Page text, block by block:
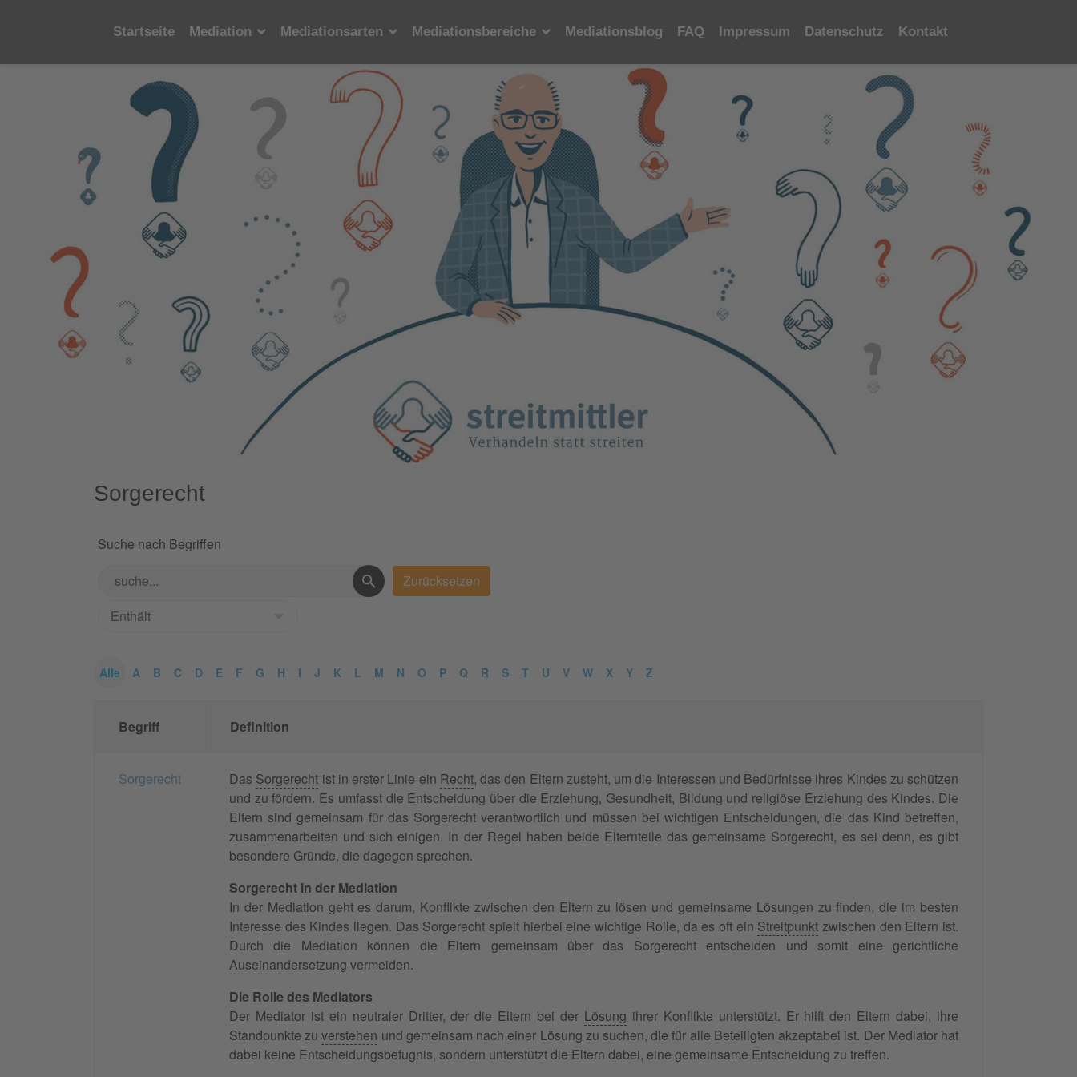
Startseite Mediation Mediationsarten Mediationsbereiche Mediationsblog FAQ Impressum Datenschutz Kontakt
Sorgerecht
Suche nach Begriffen
Alle A B C D E F G H I J K L M N O P Q R S T U V W X Y Z
Begriff Definition
Sorgerecht Das Sorgerecht ist in erster Linie ein Recht, das den Eltern zusteht, um die Interessen und Bedürfnisse ihres Kindes zu schützen
und zu fördern. Es umfasst die Entscheidung über die Erziehung, Gesundheit, Bildung und religiöse Erziehung des Kindes. Die
Eltern sind gemeinsam für das Sorgerecht verantwortlich und müssen bei wichtigen Entscheidungen, die das Kind betreffen,
zusammenarbeiten und sich einigen. In der Regel haben beide Elternteile das gemeinsame Sorgerecht, es sei denn, es gibt
besondere Gründe, die dagegen sprechen.
Sorgerecht in der Mediation
In der Mediation geht es darum, Konflikte zwischen den Eltern zu lösen und gemeinsame Lösungen zu finden, die im besten
Interesse des Kindes liegen. Das Sorgerecht spielt hierbei eine wichtige Rolle, da es oft ein Streitpunkt zwischen den Eltern ist.
Durch die Mediation können die Eltern gemeinsam über das Sorgerecht entscheiden und somit eine gerichtliche
Auseinandersetzung vermeiden.
Die Rolle des Mediators
Der Mediator ist ein neutraler Dritter, der die Eltern bei der Lösung ihrer Konflikte unterstützt. Er hilft den Eltern dabei, ihre
Standpunkte zuverstehen und gemeinsam nach einer Lösung zu suchen, die für alle Beteiligten akzeptabel ist. Der Mediator hat
dabei keine Entscheidungsbefugnis, sondern unterstützt die Eltern dabei, eine gemeinsame Entscheidung zu treffen.